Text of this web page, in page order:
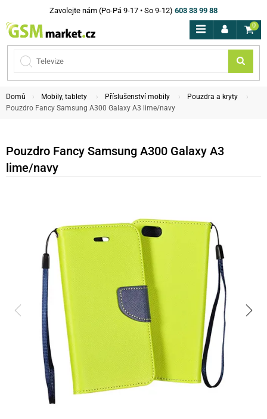
Zavolejte nám (Po-Pá 9-17 • So 9-12) 603 33 99 88
0
Domů Mobily, tablety Příslušenství mobily
Pouzdra a kryty
Pouzdro Fancy Samsung A300 Galaxy A3 lime/navy
Pouzdro Fancy Samsung A300 Galaxy A3
lime/navy